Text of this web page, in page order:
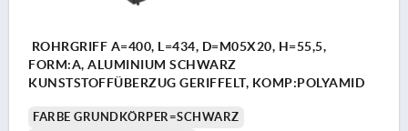
ROHRGRIFF A=400, L=434, D=M05X20, H=55,5,
FORM:A, ALUMINIUM SCHWARZ
KUNSTSTOFFÜBERZUG GERIFFELT, KOMP:POLYAMID
FARBE GRUNDKÖRPER=SCHWARZ